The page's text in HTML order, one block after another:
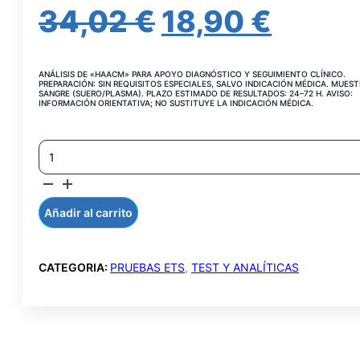
34,02€ EL
ORIGINAL
34,02 €.
18,90 €
ANÁLISIS DE «HAACM» PARA APOYO DIAGNÓSTICO Y SEGUIMIENTO CLÍNICO.
PREPARACIÓN: SIN REQUISITOS ESPECIALES, SALVO INDICACIÓN MÉDICA.
SANGRE (SUERO/PLASMA). PLAZO ESTIMADO DE RESULTADOS: 24–72 H. AVISO:
INFORMACIÓN ORIENTATIVA; NO SUSTITUYE LA INDICACIÓN MÉDICA.
HEPATITIS
A
AC.
IGM
CANTIDAD
Añadir al carrito
CATEGORIA: PRUEBAS ETS, TEST Y ANALÍTICAS